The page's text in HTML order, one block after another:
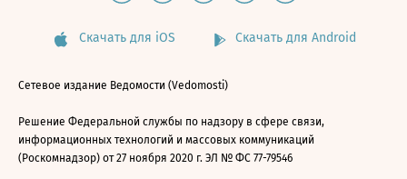
Скачать для iOS Скачать для Android
Сетевое издание Ведомости (Vedomosti)
Решение Федеральной службы по надзору в сфере связи,
информационных технологий и массовых коммуникаций
(Роскомнадзор) от 27 ноября 2020 г. ЭЛ № ФС 77-79546